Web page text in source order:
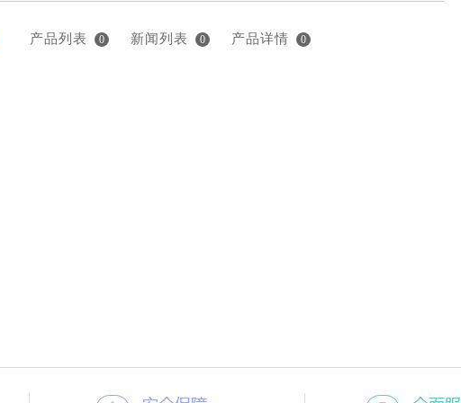
产品列表 0 新闻列表 0 产品详情 0